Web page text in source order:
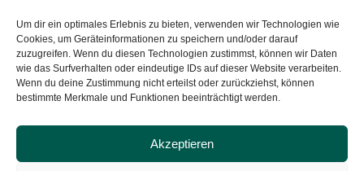
Um dir ein optimales Erlebnis zu bieten, verwenden wir Technologien wie
Cookies, um Geräteinformationen zu speichern und/oder darauf
zuzugreifen. Wenn du diesen Technologien zustimmst, können wir Daten
wie das Surfverhalten oder eindeutige IDs auf dieser Website verarbeiten.
Wenn du deine Zustimmung nicht erteilst oder zurückziehst, können
bestimmte Merkmale und Funktionen beeinträchtigt werden.
Akzeptieren
Eintrags-Feed
Kommentar-Feed
WordPress.org
Impressum Datenschutz AGB